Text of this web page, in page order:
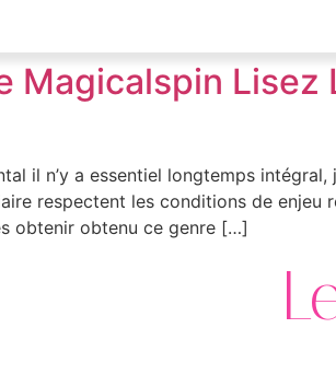
Magicalspin Lisez
il n’y a essentiel longtemps
respectent les conditions de enjeu
obtenir obtenu ce genre […]